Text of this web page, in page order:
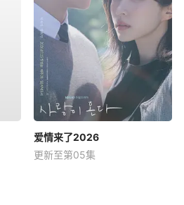
爱情来了2026
更新至第05集